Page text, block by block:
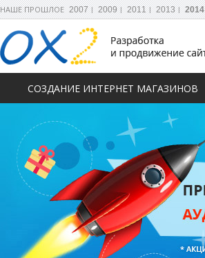
СОЗДАНИЕ ИНТЕРНЕТ МАГАЗИНОВ
НАШЕ ПРОШЛОЕ 2007 2009 2011 2013 2014